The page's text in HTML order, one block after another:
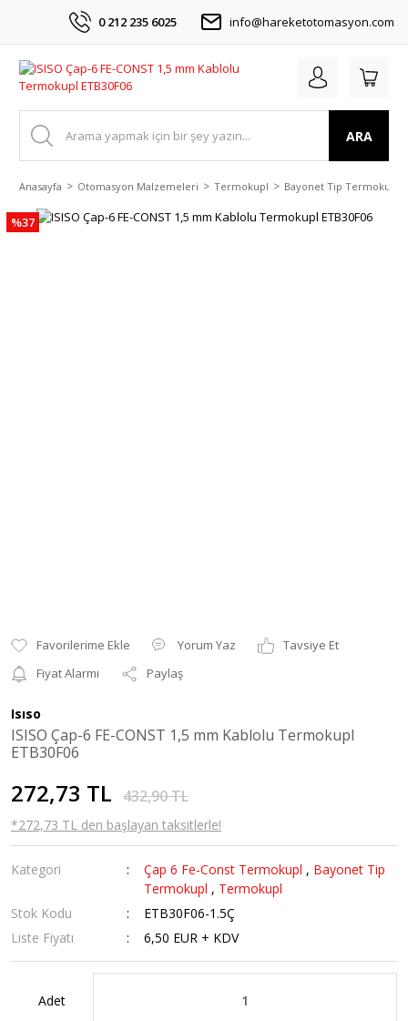
0 212 235 6025 info@hareketotomasyon.com
ARA
Anasayfa Otomasyon Malzemeleri Termokupl Bayonet Tip Termokupl
%37
Yorum Yaz
Tavsiye Et
Fiyat Alarmı
Paylaş
Isıso
ISISO Çap-6 FE-CONST 1,5 mm Kablolu Termokupl
ETB30F06
272,73 TL 432,90 TL
*272,73 TL den başlayan taksitlerle!
Kategori Çap 6 Fe-Const Termokupl , Bayonet Tip
Termokupl , Termokupl
Stok Kodu
ETB30F06-1.5Ç
Liste Fiyatı
6,50 EUR + KDV
Adet